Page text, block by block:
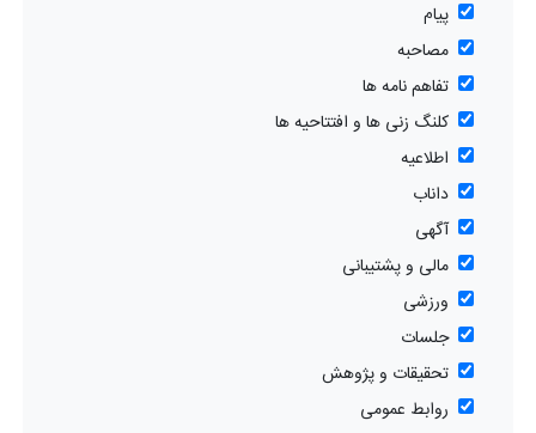
پیام
مصاحبه
تفاهم نامه ها
کلنگ زنی ها و افتتاحیه ها
اطلاعیه
داناب
آگهی
مالی و پشتیبانی
ورزشی
جلسات
تحقیقات و پژوهش
روابط عمومی